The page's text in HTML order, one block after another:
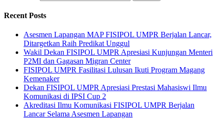
Recent Posts
Asesmen Lapangan MAP FISIPOL UMPR Berjalan Lancar,
Ditargetkan Raih Predikat Unggul
Wakil Dekan FISIPOL UMPR Apresiasi Kunjungan Menteri
P2MI dan Gagasan Migran Center
FISIPOL UMPR Fasilitasi Lulusan Ikuti Program Magang
Kemenaker
Dekan FISIPOL UMPR Apresiasi Prestasi Mahasiswi Ilmu
Komunikasi di IPSI Cup 2
Akreditasi Ilmu Komunikasi FISIPOL UMPR Berjalan
Lancar Selama Asesmen Lapangan